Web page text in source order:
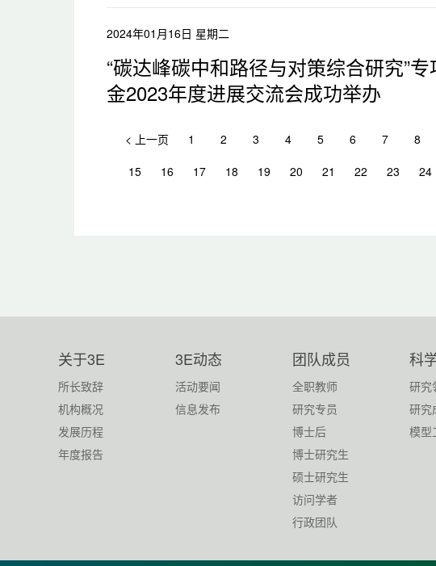
2024年01月16日 星期二
“碳达峰碳中和路径与对策综合研究”专
金2023年度进展交流会成功举办
< 上一页 1 2 3 4 5 6 7 8
15
16 17 18 19 20 21 22 23 24
关于3E
所长致辞
机构概况
发展历程
年度报告
3E动态
活动要闻
信息发布
团队成员
全职教师
研究专员
博士后
博士研究生
硕士研究生
访问学者
行政团队
科
研究
研究
模型